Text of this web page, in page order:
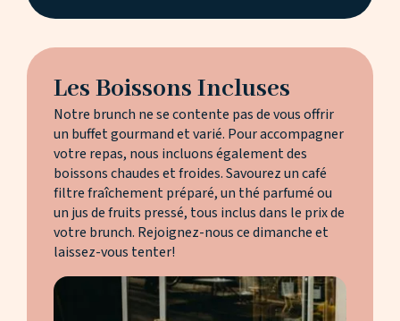
Les Boissons Incluses
Notre brunch ne se contente pas de vous offrir
un buffet gourmand et varié. Pour accompagner
votre repas, nous incluons également des
boissons chaudes et froides. Savourez un café
filtre fraîchement préparé, un thé parfumé ou
un jus de fruits pressé, tous inclus dans le prix de
votre brunch. Rejoignez-nous ce dimanche et
laissez-vous tenter!